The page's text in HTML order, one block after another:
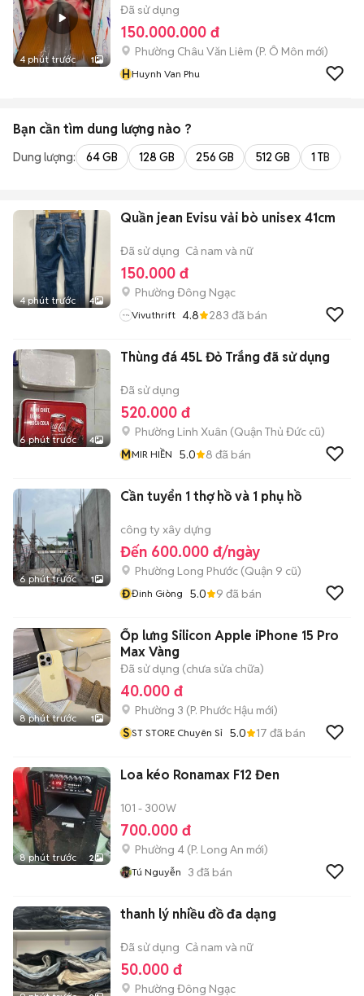
4 phút trước 1
Đã sử dụng
150.000.000 đ
Phường Châu Văn Liêm (P. Ô Môn mới)
HHuynh Van Phu
Bạn cần tìm dung lượng nào ?
Dung lượng: 64 GB 128 GB 256 GB 512 GB 1 TB
4 phút trước 4
Quần jean Evisu vải bò unisex 41cm
Đã sử dụng Cả nam và nữ
150.000 đ
Phường Đông Ngạc
Vivuthrift 4.8 283 đã bán
6 phút trước 4
Thùng đá 45L Đỏ Trắng đã sử dụng
Đã sử dụng
520.000 đ
Phường Linh Xuân (Quận Thủ Đức cũ)
MMIR HIỀN 5.0 8 đã bán
6 phút trước 1
Cần tuyển 1 thợ hồ và 1 phụ hồ
công ty xây dựng
Đến 600.000 đ/ngày
Phường Long Phước (Quận 9 cũ)
ĐĐinh Giòng 5.0 9 đã bán
8 phút trước 1
Ốp lưng Silicon Apple iPhone 15 Pro
Max Vàng
Đã sử dụng (chưa sửa chữa)
40.000 đ
Phường 3 (P. Phước Hậu mới)
S ST STORE Chuyên Sỉ 5.0 17 đã bán
8 phút trước 2
Loa kéo Ronamax F12 Đen
101 - 300W
700.000 đ
Phường 4 (P. Long An mới)
Tú Nguyễn 3 đã bán
thanh lý nhiều đồ đa dạng
Đã sử dụng Cả nam và nữ
50.000 đ
Phường Đông Ngạc